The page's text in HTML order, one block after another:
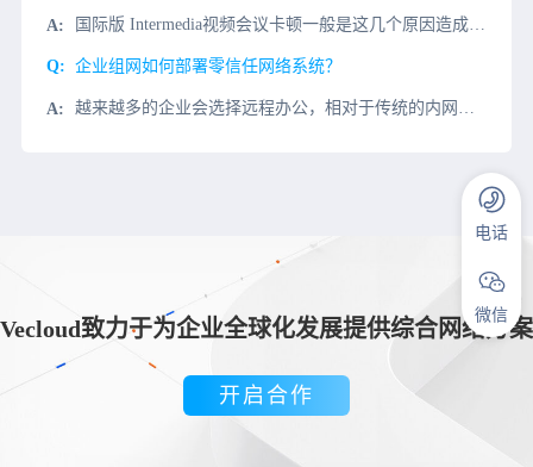
国际版 Intermedia视频会议卡顿一般是这几个原因造成。1、企业办公计算机性能不足，造成打开缓慢；解决办法：重点升级计算机cpu和内存。2、网络问题：由国外客户发起Intermedia视频电话会
企业组网如何部署零信任网络系统？
越来越多的企业会选择远程办公，相对于传统的内网办公环境来说，远程办公必然会对企业原有的网络带来影响。要想满足远程办公的需要，那么企业就需要部署零信任网络系统，在这一系统中，不论是内网访问还是外网访问，
Vecloud致力于为企业全球化发展提供综合网络方案
开启合作
电话
微信